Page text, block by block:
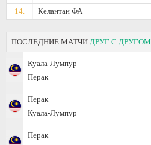
14.
Келантан ФА
ПОСЛЕДНИЕ МАТЧИ ДРУГ С ДРУГОМ
Куала-Лумпур
Перак
Перак
Куала-Лумпур
Перак